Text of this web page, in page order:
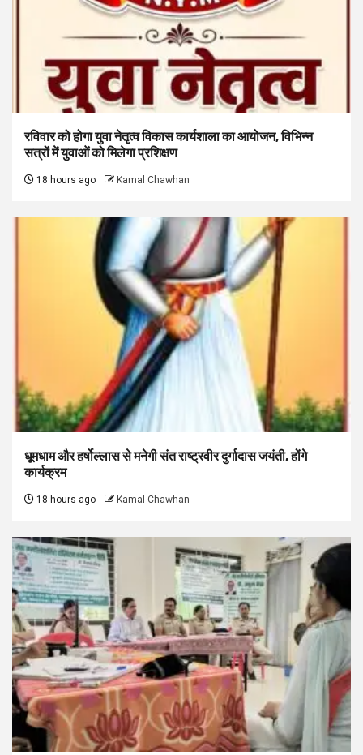
रविवार को होगा युवा नेतृत्व विकास कार्यशाला का आयोजन, विभिन्न
सत्रों में युवाओं को मिलेगा प्रशिक्षण
18 hours ago Kamal Chawhan
धूमधाम और हर्षोल्लास से मनेगी संत राष्ट्रवीर दुर्गादास जयंती, होंगे
कार्यक्रम
18 hours ago Kamal Chawhan